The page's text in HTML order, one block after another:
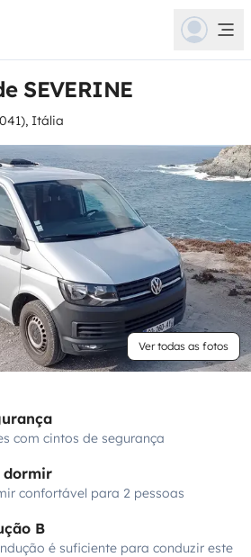
SEVERINE
Itália
Ver todas as fotos
com cintos de segurança
dormir
confortável para 2 pessoas
B
é suficiente para conduzir este